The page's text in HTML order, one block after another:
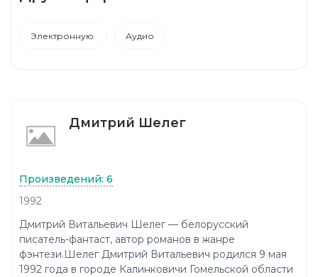
Электронную Аудио
Дмитрий Шелег
Произведений: 6
1992
Дмитрий Витальевич Шелег — белорусский
писатель-фантаст, автор романов в жанре
фэнтези.Шелег Дмитрий Витальевич родился 9 мая
1992 года в городе Калинковичи Гомельской области